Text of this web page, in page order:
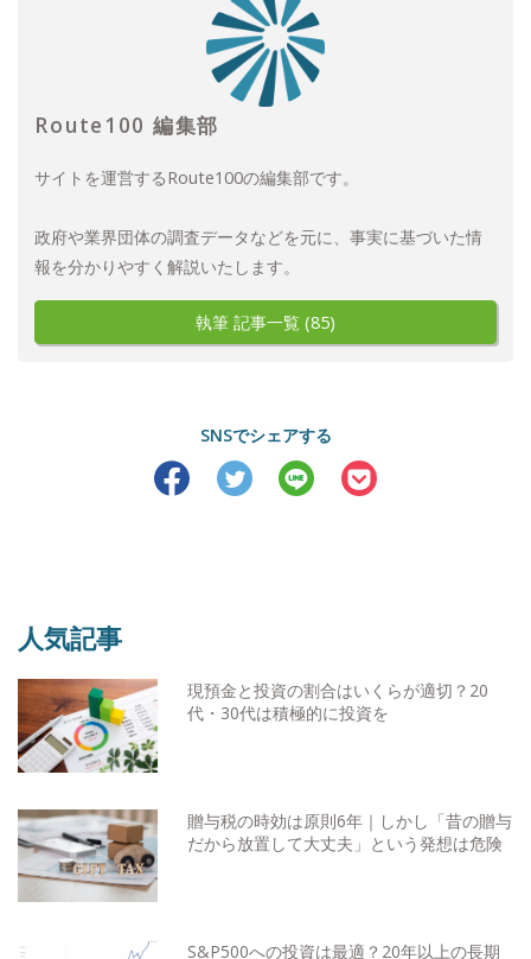
Route100 編集部
サイトを運営するRoute100の編集部です。
政府や業界団体の調査データなどを元に、事実に基づいた情
報を分かりやすく解説いたします。
執筆 記事一覧 (85)
SNSでシェアする
人気記事
現預金と投資の割合はいくらが適切？20
代・30代は積極的に投資を
贈与税の時効は原則6年｜しかし「昔の贈与
だから放置して大丈夫」という発想は危険
S&P500への投資は最適？20年以上の長期